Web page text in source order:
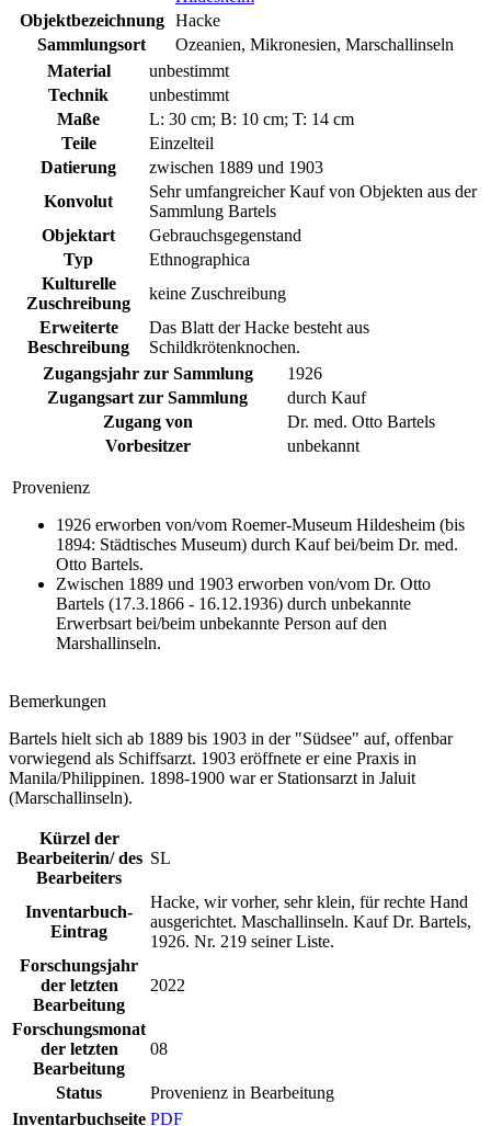
Objektbezeichnung
Hacke
Sammlungsort
Ozeanien, Mikronesien, Marschallinseln
Material
unbestimmt
Technik
unbestimmt
Maße
L: 30 cm; B: 10 cm; T: 14 cm
Teile
Einzelteil
Datierung
zwischen 1889 und 1903
Konvolut
Sehr umfangreicher Kauf von Objekten aus der
Sammlung Bartels
Objektart
Gebrauchsgegenstand
Typ
Ethnographica
Kulturelle
Zuschreibung
keine Zuschreibung
Erweiterte
Beschreibung
Das Blatt der Hacke besteht aus
Schildkrötenknochen.
Zugangsjahr zur Sammlung
1926
Zugangsart zur Sammlung
durch Kauf
Zugang von
Dr. med. Otto Bartels
Vorbesitzer
unbekannt
Provenienz
1926 erworben von/vom Roemer-Museum Hildesheim (bis
1894: Städtisches Museum) durch Kauf bei/beim Dr. med.
Otto Bartels.
Zwischen 1889 und 1903 erworben von/vom Dr. Otto
Bartels (17.3.1866 - 16.12.1936) durch unbekannte
Erwerbsart bei/beim unbekannte Person auf den
Marshallinseln.
Bemerkungen
Bartels hielt sich ab 1889 bis 1903 in der "Südsee" auf, offenbar
vorwiegend als Schiffsarzt. 1903 eröffnete er eine Praxis in
Manila/Philippinen. 1898-1900 war er Stationsarzt in Jaluit
(Marschallinseln).
Kürzel der
Bearbeiterin/ des
Bearbeiters
SL
Inventarbuch-
Eintrag
Hacke, wir vorher, sehr klein, für rechte Hand
ausgerichtet. Maschallinseln. Kauf Dr. Bartels,
1926. Nr. 219 seiner Liste.
Forschungsjahr
der letzten
Bearbeitung
2022
Forschungsmonat
der letzten
Bearbeitung
08
Status
Provenienz in Bearbeitung
Inventarbuchseite PDF